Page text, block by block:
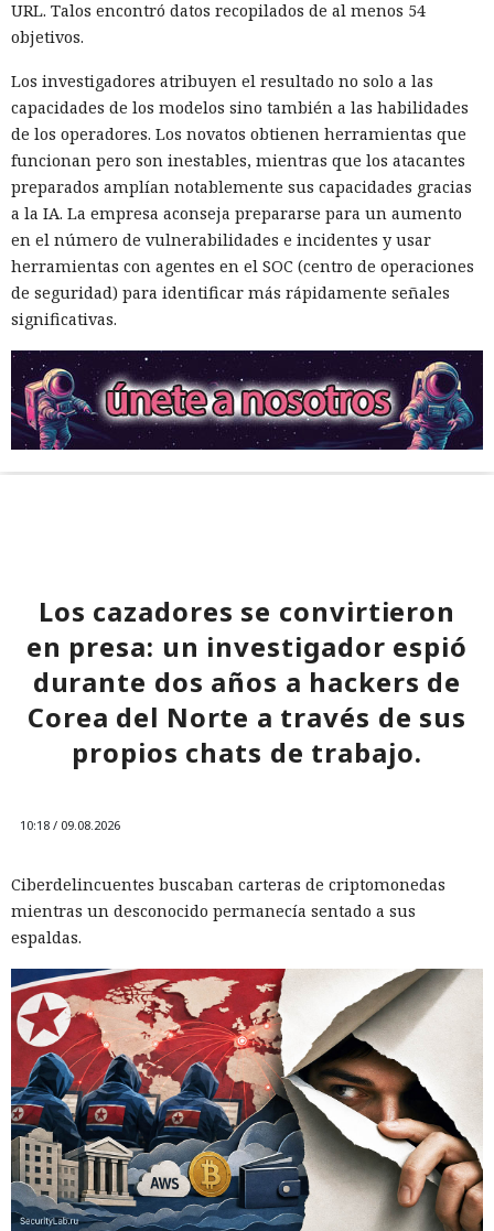
URL. Talos encontró datos recopilados de al menos 54
objetivos.
Los investigadores atribuyen el resultado no solo a las
capacidades de los modelos sino también a las habilidades
de los operadores. Los novatos obtienen herramientas que
funcionan pero son inestables, mientras que los atacantes
preparados amplían notablemente sus capacidades gracias
a la IA. La empresa aconseja prepararse para un aumento
en el número de vulnerabilidades e incidentes y usar
herramientas con agentes en el SOC (centro de operaciones
de seguridad) para identificar más rápidamente señales
significativas.
Los cazadores se convirtieron
en presa: un investigador espió
durante dos años a hackers de
Corea del Norte a través de sus
propios chats de trabajo.
10:18 / 09.08.2026
Ciberdelincuentes buscaban carteras de criptomonedas
mientras un desconocido permanecía sentado a sus
espaldas.